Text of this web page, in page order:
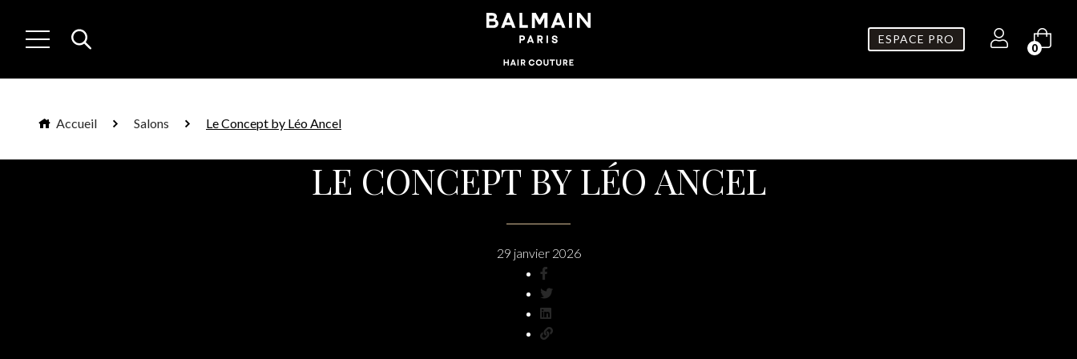
ESPACE PRO
0
Accueil Salons Le Concept by Léo Ancel
LE CONCEPT BY LÉO ANCEL
29 janvier 2026